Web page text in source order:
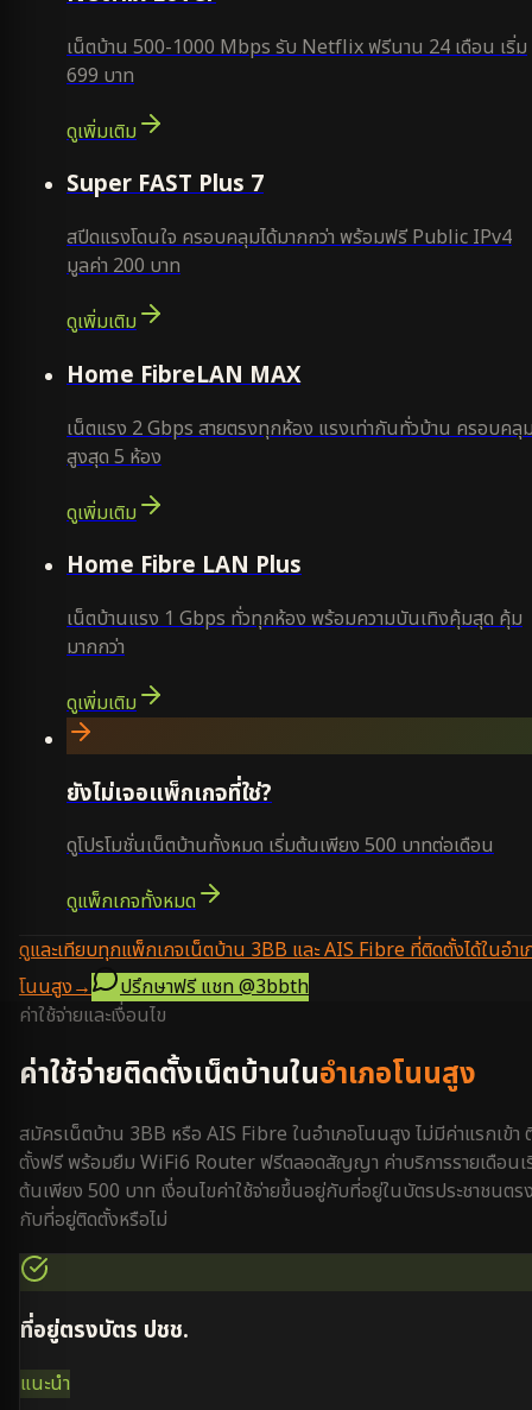
เน็ตบ้าน 500-1000 Mbps รับ Netflix ฟรีนาน 24 เดือน เริ่ม
699 บาท
ดูเพิ่มเติม
Super FAST Plus 7
สปีดแรงโดนใจ ครอบคลุมได้มากกว่า พร้อมฟรี Public IPv4
มูลค่า 200 บาท
ดูเพิ่มเติม
Home FibreLAN MAX
เน็ตแรง 2 Gbps สายตรงทุกห้อง แรงเท่ากันทั่วบ้าน ครอบคลุ
สูงสุด 5 ห้อง
ดูเพิ่มเติม
Home Fibre LAN Plus
เน็ตบ้านแรง 1 Gbps ทั่วทุกห้อง พร้อมความบันเทิงคุ้มสุด คุ้ม
มากกว่า
ดูเพิ่มเติม
ยังไม่เจอแพ็กเกจที่ใช่?
ดูโปรโมชั่นเน็ตบ้านทั้งหมด เริ่มต้นเพียง 500 บาทต่อเดือน
ดูแพ็กเกจทั้งหมด
ดูและเทียบทุกแพ็กเกจเน็ตบ้าน 3BB และ AIS Fibre ที่ติดตั้งได้ในอำเ
โนนสูง→ ปรึกษาฟรี แชท@3bbth
ค่าใช้จ่ายและเงื่อนไข
ค่าใช้จ่ายติดตั้งเน็ตบ้านในอำเภอโนนสูง
สมัครเน็ตบ้าน 3BB หรือ AIS Fibre ในอำเภอโนนสูง ไม่มีค่าแรกเข้า
ตั้งฟรี พร้อมยืม WiFi6 Router ฟรีตลอดสัญญา ค่าบริการรายเดือนเ
ต้นเพียง 500 บาท เงื่อนไขค่าใช้จ่ายขึ้นอยู่กับที่อยู่ในบัตรประชาชนตร
กับที่อยู่ติดตั้งหรือไม่
ที่อยู่ตรงบัตร ปชช.
แนะนำ